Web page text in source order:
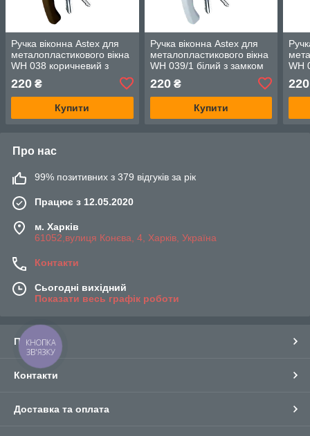
Ручка віконна Astex для
металопластикового вікна
WH 038 коричневий з
безпеки (РАЛ 8019)
220 ₴
Купити
Ручка віконна Astex для
металопластикового вікна
WH 039/1 білий з замком
для дитячої безпеки (РАЛ
9016)
220₴
Купити
WH
220
Про нас
99% позитивних з 379 відгуків за рік
Працює з 12.05.2020
м. Харків
61052,вулиця Конєва, 4, Харків, Україна
Контакти
Сьогодні вихідний
Показати весь графік роботи
Про нас
Контакти
Доставка та оплата
КНОПКА
ЗВ'ЯЗКУ